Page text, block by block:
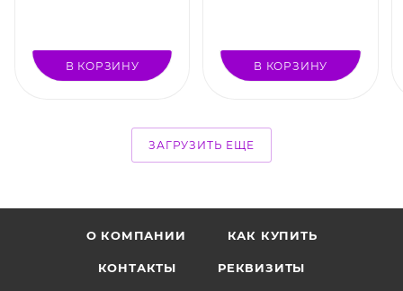
В КОРЗИНУ В КОРЗИНУ
ЗАГРУЗИТЬ ЕЩЕ
О КОМПАНИИ КАК КУПИТЬ
КОНТАКТЫ РЕКВИЗИТЫ